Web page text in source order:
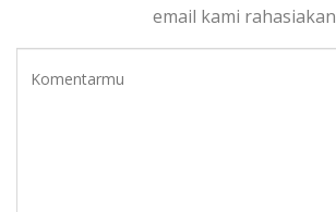
email kami rahasiakan